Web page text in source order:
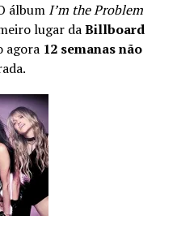
álbum I’m the Problem
lugar daBillboard
agora 12 semanas não